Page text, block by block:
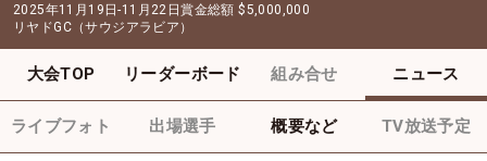
2025年11月19日-11月22日賞金総額 $5,000,000
リヤドGC（サウジアラビア）
大会TOP リーダーボード 組み合せ ニュース
ライブフォト 出場選手 概要など TV放送予定